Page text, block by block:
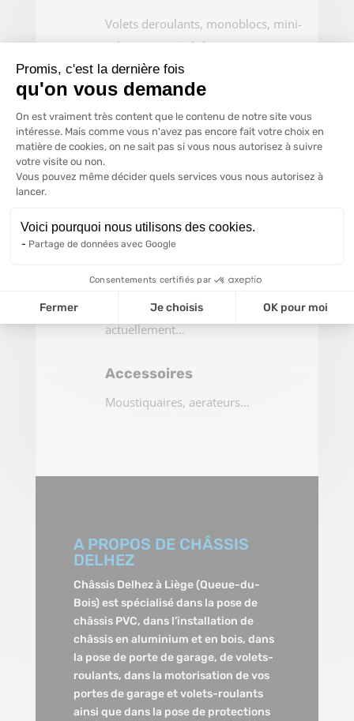
Promis, c'est la dernière fois
qu'on vous demande
Plateforme de Gestion du
On est vraiment très content que le contenu de notre site vous
intéresse. Mais comme vous n'avez pas encore fait votre choix en
matière de cookies, on ne sait pas si vous nous autorisez à suivre
votre visite ou non.
Vous pouvez même décider quels services vous nous autorisez à
lancer.
Voici pourquoi nous utilisons des cookies.
Partage de données avec Google
Consentements certifiés par
Fermer Je choisis OK pour moi
Axeptio consent
Volets deroulants, monoblocs, mini-
caissons, motorisés…
Pergolas
Profitez de votre terrasse…
Protections solaires
screens et marquises…
Primes
Découvrez les primes en vigueur
actuellement…
Accessoires
Moustiquaires, aerateurs…
A PROPOS DE CHÂSSIS
DELHEZ
Châssis Delhez à Liège (Queue-du-
Bois) est spécialisé dans la pose de
châssis PVC, dans l’installation de
châssis en aluminium et en bois, dans
la pose de porte de garage, de volets-
roulants, dans la motorisation de vos
portes de garage et volets-roulants
ainsi que dans la pose de protections